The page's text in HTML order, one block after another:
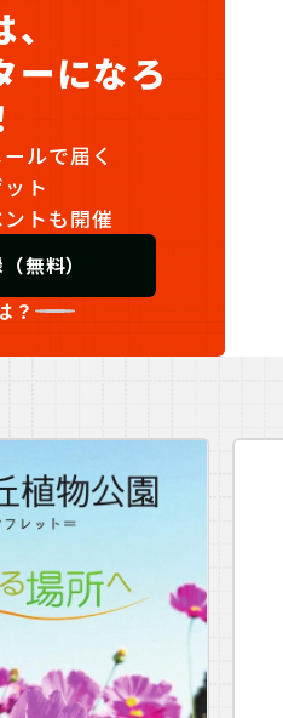
ーになろ
ルで届く
ト
トも開催
無料）
？